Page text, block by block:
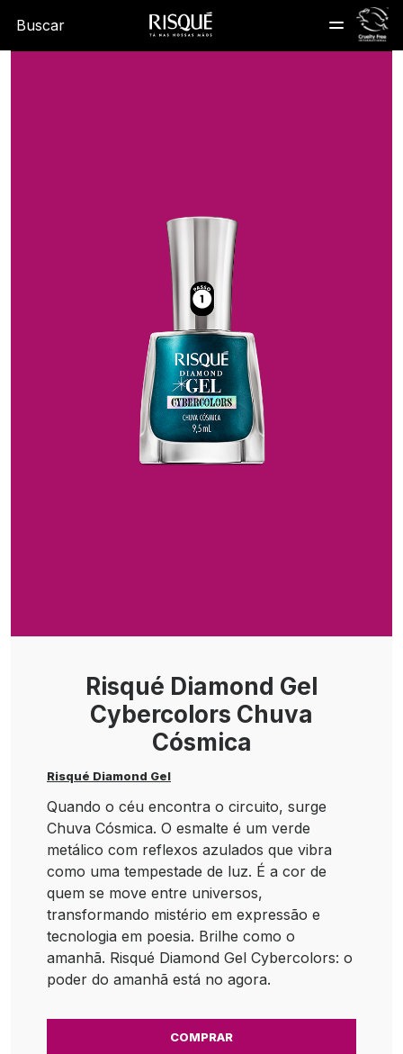
Risqué Diamond Gel
Cybercolors Chuva
Cósmica
Risqué Diamond Gel
Quando o céu encontra o circuito, surge
Chuva Cósmica. O esmalte é um verde
metálico com reflexos azulados que vibra
como uma tempestade de luz. É a cor de
quem se move entre universos,
transformando mistério em expressão e
tecnologia em poesia. Brilhe como o
amanhã. Risqué Diamond Gel Cybercolors: o
poder do amanhã está no agora.
COMPRAR